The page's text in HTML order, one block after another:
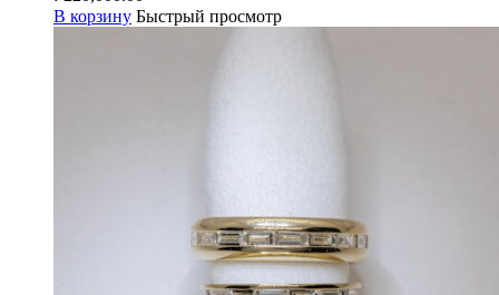
В корзину Быстрый просмотр